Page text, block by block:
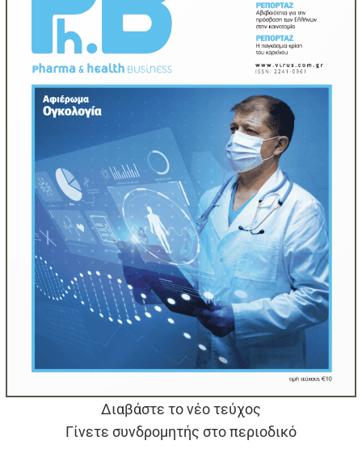
Διαβάστε το νέο τεύχος
Γίνετε συνδρομητής στο περιοδικό